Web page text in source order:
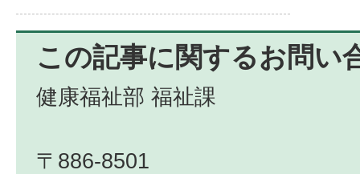
この記事に関するお問い
健康福祉部 福祉課
〒886-8501